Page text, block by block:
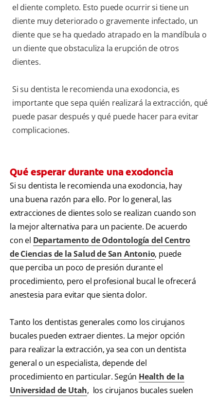
el diente completo. Esto puede ocurrir si tiene un
diente muy deteriorado o gravemente infectado, un
diente que se ha quedado atrapado en la mandíbula o
un diente que obstaculiza la erupción de otros
dientes.
Si su dentista le recomienda una exodoncia, es
importante que sepa quién realizará la extracción, qué
puede pasar después y qué puede hacer para evitar
complicaciones.
Qué esperar durante una exodoncia
Si su dentista le recomienda una exodoncia, hay
una buena razón para ello. Por lo general, las
extracciones de dientes solo se realizan cuando son
la mejor alternativa para un paciente. De acuerdo
con el Departamento de Odontología del Centro
de Ciencias de la Salud de San Antonio, puede
que perciba un poco de presión durante el
procedimiento, pero el profesional bucal le ofrecerá
anestesia para evitar que sienta dolor.
Tanto los dentistas generales como los cirujanos
bucales pueden extraer dientes. La mejor opción
para realizar la extracción, ya sea con un dentista
general o un especialista, depende del
procedimiento en particular. Según Health de la
Universidad de Utah, los cirujanos bucales suelen